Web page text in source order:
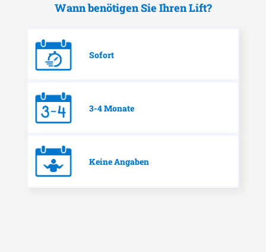
Wann benötigen Sie Ihren Lift?
Sofort
3-4 Monate
Keine Angaben